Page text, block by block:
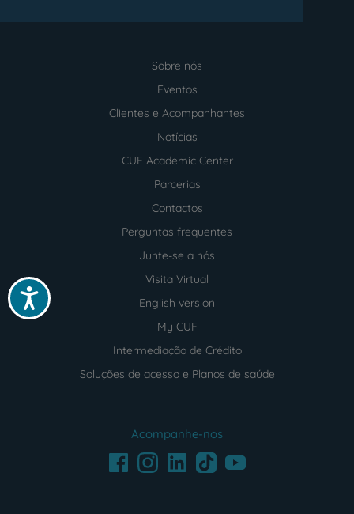
Acessibilidade
Sobre nós
Eventos
Clientes e Acompanhantes
Notícias
CUF Academic Center
Parcerias
Contactos
Perguntas frequentes
Junte-se a nós
Visita Virtual
English version
My CUF
Intermediação de Crédito
Soluções de acesso e Planos de saúde
Acompanhe-nos
FacebookInstagramLinkedInTikTokYoutube